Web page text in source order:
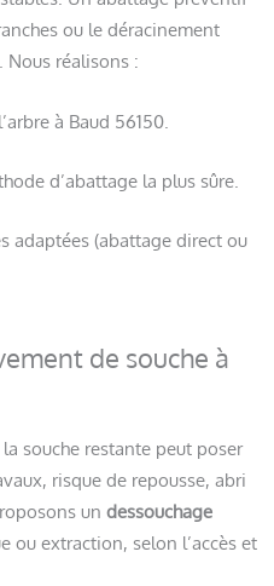
ou le déracinement
Nous réalisons :
à Baud 56150.
d’abattage la plus sûre.
adaptées (abattage direct ou
de souche à
souche restante peut poser
risque de repousse, abri
un dessouchage
ou extraction, selon l’accès et